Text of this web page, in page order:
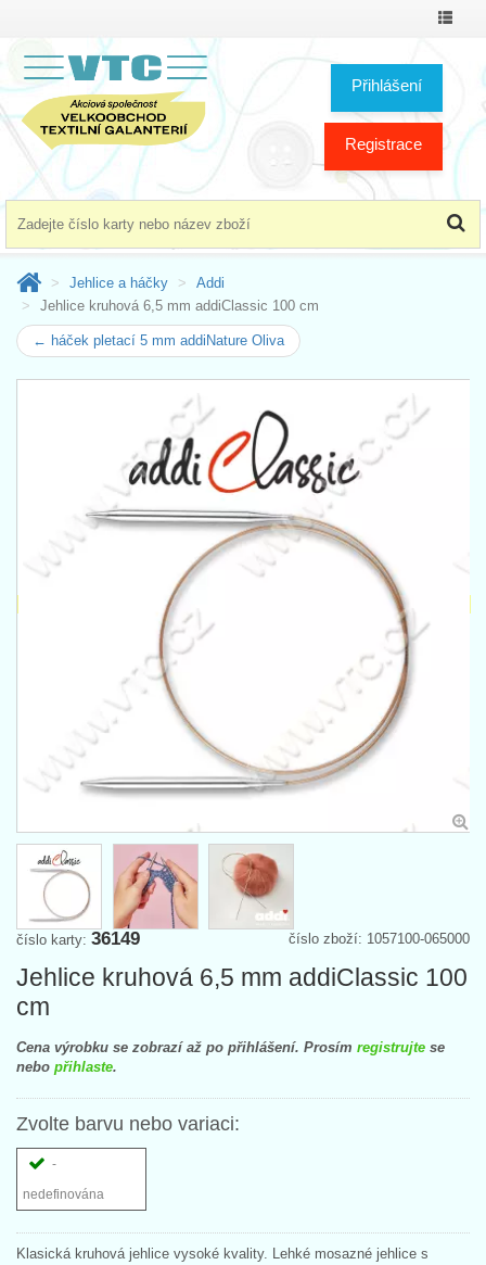
Přihlášení
Registrace
Jehlice a háčky
Addi
Jehlice kruhová 6,5 mm addiClassic 100 cm
← háček pletací 5 mm addiNature Oliva
číslo zboží: 1057100-065000
číslo karty: 36149
Jehlice kruhová 6,5 mm addiClassic 100
cm
Cena výrobku se zobrazí až po přihlášení. Prosím registrujte se
nebo přihlaste.
Zvolte barvu nebo variaci:
-
nedefinována
Klasická kruhová jehlice vysoké kvality. Lehké mosazné jehlice s